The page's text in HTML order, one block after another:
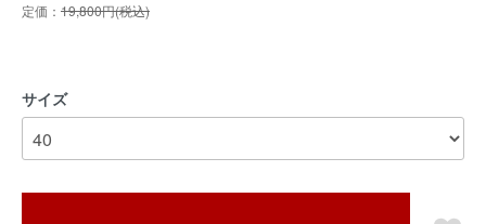
定価： 19,800円(税込)
サイズ